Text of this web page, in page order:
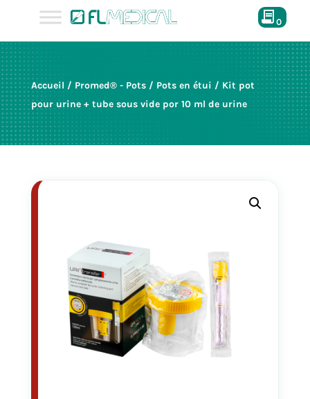
0
Accueil / Promed® - Pots/ Pots en étui / Kit pot
pour urine + tube sous vide por 10 ml de urine